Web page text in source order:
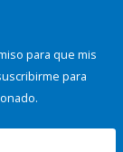
para que mis
para